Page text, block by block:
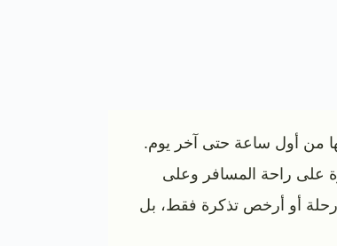
من أول ساعة حتى آخر يوم.
على راحة المسافر وعلى
رحلة أو أرخص تذكرة فقط، بل